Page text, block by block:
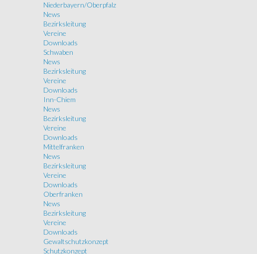
Niederbayern/Oberpfalz
News
Bezirksleitung
Vereine
Downloads
Schwaben
News
Bezirksleitung
Vereine
Downloads
Inn-Chiem
News
Bezirksleitung
Vereine
Downloads
Mittelfranken
News
Bezirksleitung
Vereine
Downloads
Oberfranken
News
Bezirksleitung
Vereine
Downloads
Gewaltschutzkonzept
Schutzkonzept